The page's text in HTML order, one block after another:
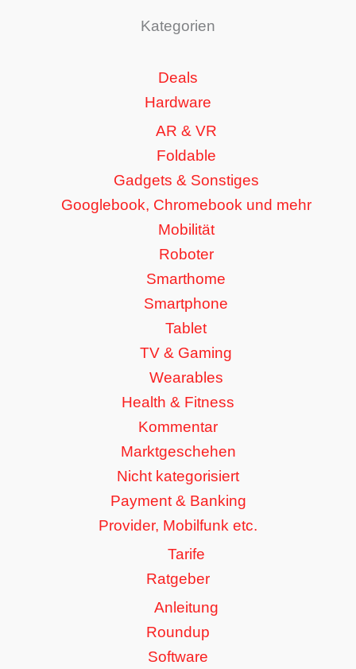
Kategorien
Deals
Hardware
AR & VR
Foldable
Gadgets & Sonstiges
Googlebook, Chromebook und mehr
Mobilität
Roboter
Smarthome
Smartphone
Tablet
TV & Gaming
Wearables
Health & Fitness
Kommentar
Marktgeschehen
Nicht kategorisiert
Payment & Banking
Provider, Mobilfunk etc.
Tarife
Ratgeber
Anleitung
Roundup
Software